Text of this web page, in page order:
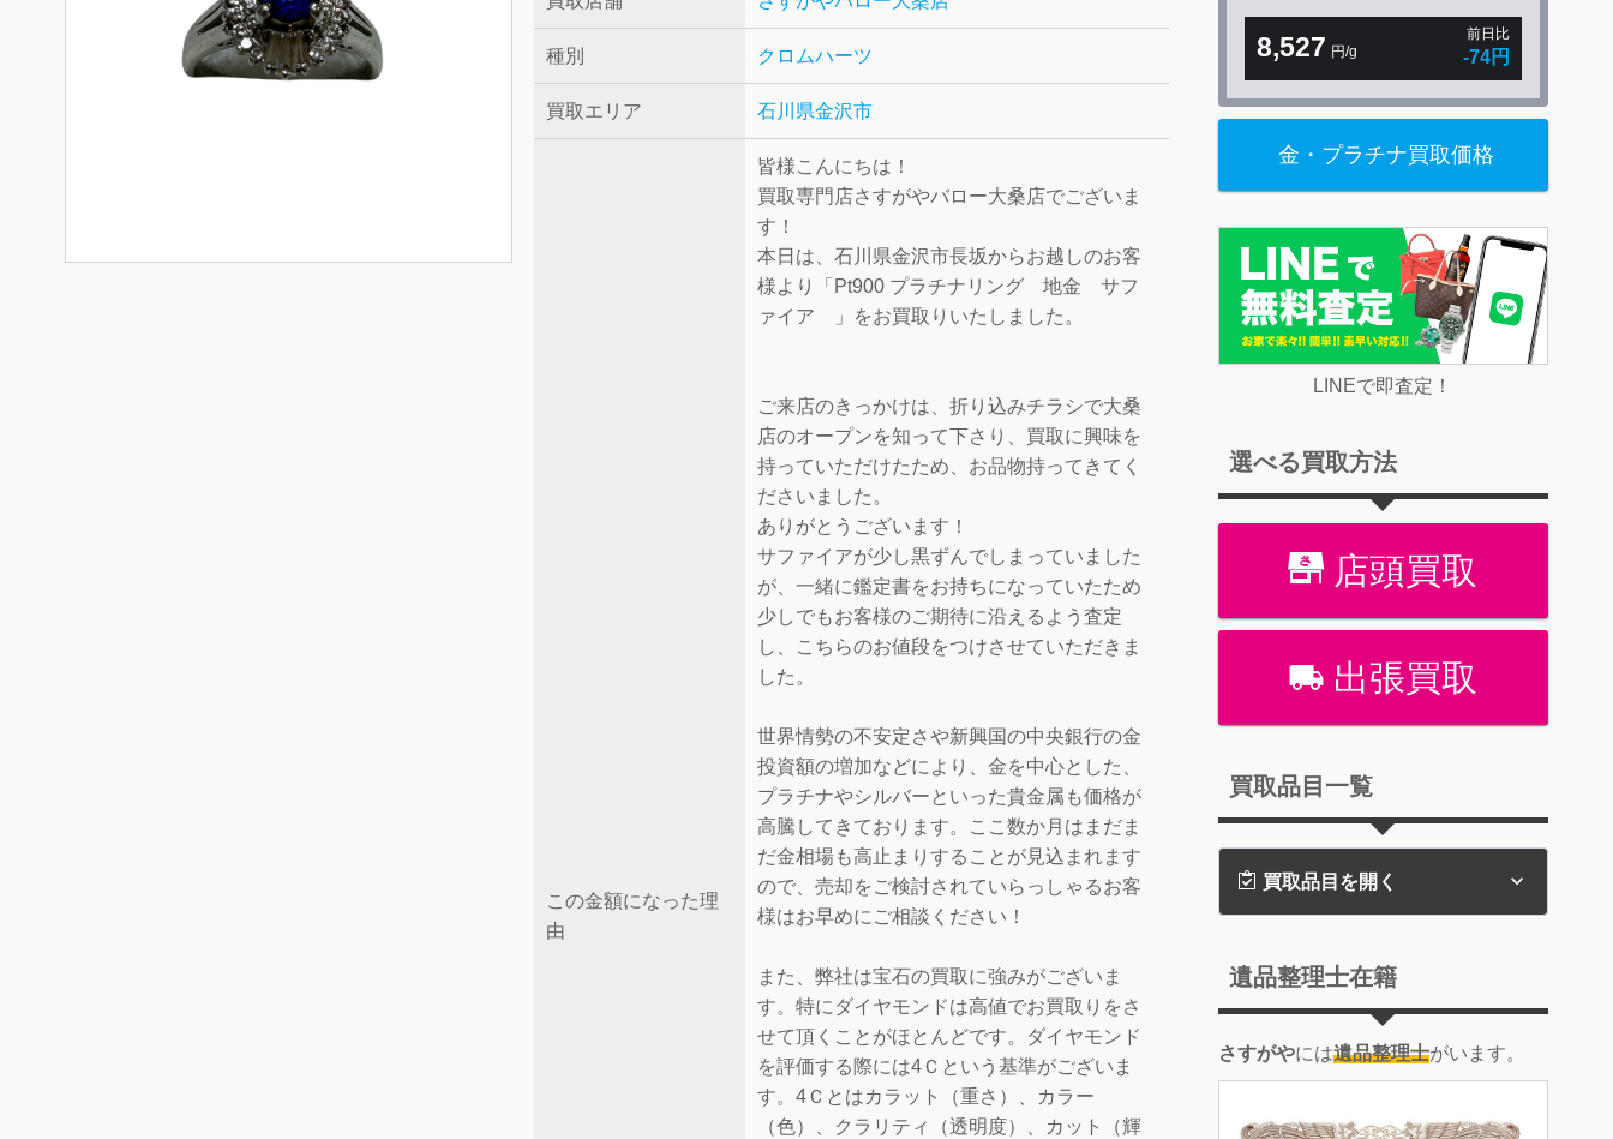
種別 クロムハーツ
買取エリア 石川県金沢市
この金額になった理
由
皆様こんにちは！
買取専門店さすがやバロー大桑店でございま
す！
本日は、石川県金沢市長坂からお越しのお客
様より「Pt900 プラチナリング 地金 サフ
ァイア 」をお買取りいたしました。
ご来店のきっかけは、折り込みチラシで大桑
店のオープンを知って下さり、買取に興味を
持っていただけたため、お品物持ってきてく
ださいました。
ありがとうございます！
サファイアが少し黒ずんでしまっていました
が、一緒に鑑定書をお持ちになっていたため
少しでもお客様のご期待に沿えるよう査定
し、こちらのお値段をつけさせていただきま
した。
世界情勢の不安定さや新興国の中央銀行の金
投資額の増加などにより、金を中心とした、
プラチナやシルバーといった貴金属も価格が
高騰してきております。ここ数か月はまだま
だ金相場も高止まりすることが見込まれます
ので、売却をご検討されていらっしゃるお客
様はお早めにご相談ください！
また、弊社は宝石の買取に強みがございま
す。特にダイヤモンドは高値でお買取りをさ
せて頂くことがほとんどです。ダイヤモンド
を評価する際には4Ｃという基準がございま
す。4Ｃとはカラット（重さ）、カラー
（色）、クラリティ（透明度）、カット（輝
8,527 円/g
前日比
-74円
金・プラチナ買取価格
LINEで即査定！
選べる買取方法
店頭買取
出張買取
買取品目一覧
買取品目を開く
遺品整理士在籍
さすがやには遺品整理士がいます。